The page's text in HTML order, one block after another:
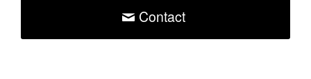
Contact